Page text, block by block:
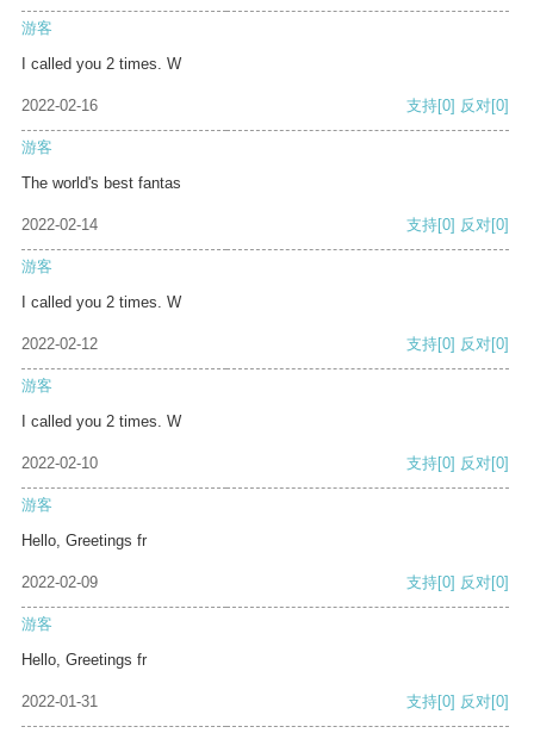
游客
I called you 2 times. W
2022-02-16 支持[0] 反对[0]
游客
The world's best fantas
2022-02-14 支持[0] 反对[0]
游客
I called you 2 times. W
2022-02-12 支持[0] 反对[0]
游客
I called you 2 times. W
2022-02-10 支持[0] 反对[0]
游客
Hello, Greetings fr
2022-02-09 支持[0] 反对[0]
游客
Hello, Greetings fr
2022-01-31 支持[0] 反对[0]